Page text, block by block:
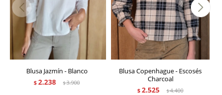
Blusa Jazmín - Blanco
$ 2.238 $3.900
Blusa Copenhague - Escosés
Charcoal
$ 2.525 $4.400